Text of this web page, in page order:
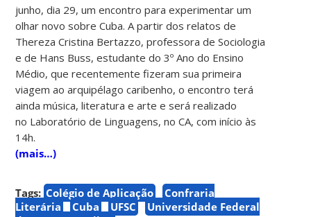
junho, dia 29, um encontro para experimentar um
olhar novo sobre Cuba. A partir dos relatos de
Thereza Cristina Bertazzo, professora de Sociologia
e de Hans Buss, estudante do 3º Ano do Ensino
Médio, que recentemente fizeram sua primeira
viagem ao arquipélago caribenho, o encontro terá
ainda música, literatura e arte e será realizado
no Laboratório de Linguagens, no CA, com início às
14h.
(mais…)
Tags: Colégio de Aplicação
Confraria
Literária
Cuba UFSC
Universidade Federal